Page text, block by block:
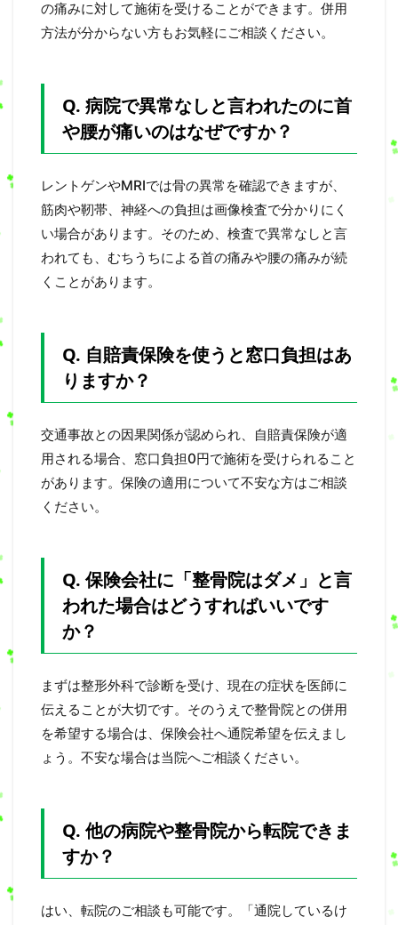
の痛みに対して施術を受けることができます。併用
方法が分からない方もお気軽にご相談ください。
Q. 病院で異常なしと言われたのに首
や腰が痛いのはなぜですか？
レントゲンやMRIでは骨の異常を確認できますが、
筋肉や靭帯、神経への負担は画像検査で分かりにく
い場合があります。そのため、検査で異常なしと言
われても、むちうちによる首の痛みや腰の痛みが続
くことがあります。
Q. 自賠責保険を使うと窓口負担はあ
りますか？
交通事故との因果関係が認められ、自賠責保険が適
用される場合、窓口負担0円で施術を受けられること
があります。保険の適用について不安な方はご相談
ください。
Q. 保険会社に「整骨院はダメ」と言
われた場合はどうすればいいです
か？
まずは整形外科で診断を受け、現在の症状を医師に
伝えることが大切です。そのうえで整骨院との併用
を希望する場合は、保険会社へ通院希望を伝えまし
ょう。不安な場合は当院へご相談ください。
Q. 他の病院や整骨院から転院できま
すか？
はい、転院のご相談も可能です。「通院しているけ